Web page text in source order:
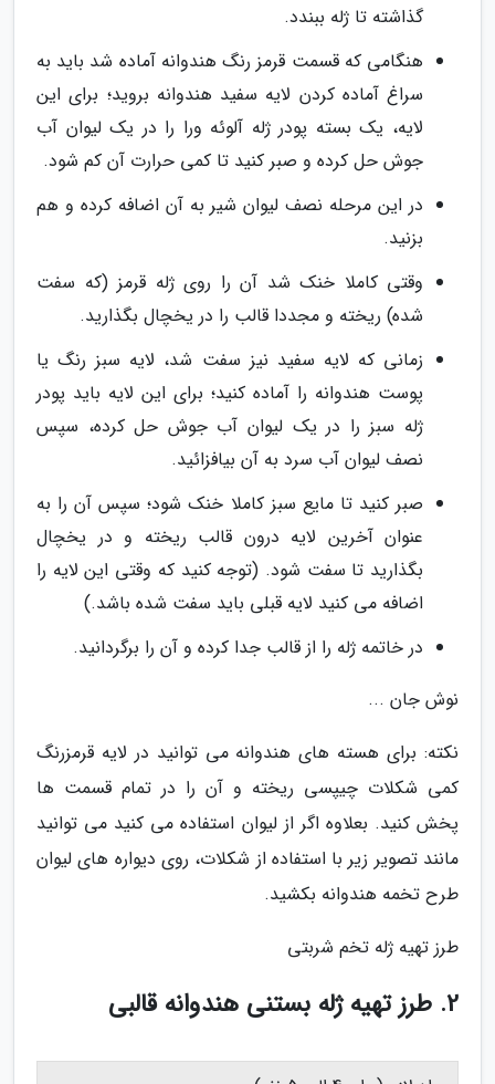
گذاشته تا ژله ببندد.
هنگامی که قسمت قرمز رنگ هندوانه آماده شد باید به
سراغ آماده کردن لایه سفید هندوانه بروید؛ برای این
لایه، یک بسته پودر ژله آلوئه ورا را در یک لیوان آب
جوش حل کرده و صبر کنید تا کمی حرارت آن کم شود.
در این مرحله نصف لیوان شیر به آن اضافه کرده و هم
بزنید.
وقتی کاملا خنک شد آن را روی ژله قرمز (که سفت
شده) ریخته و مجددا قالب را در یخچال بگذارید.
زمانی که لایه سفید نیز سفت شد، لایه سبز رنگ یا
پوست هندوانه را آماده کنید؛ برای این لایه باید پودر
ژله سبز را در یک لیوان آب جوش حل کرده، سپس
نصف لیوان آب سرد به آن بیافزائید.
صبر کنید تا مایع سبز کاملا خنک شود؛ سپس آن را به
عنوان آخرین لایه درون قالب ریخته و در یخچال
بگذارید تا سفت شود. (توجه کنید که وقتی این لایه را
اضافه می کنید لایه قبلی باید سفت شده باشد.)
در خاتمه ژله را از قالب جدا کرده و آن را برگردانید.
نوش جان ...
نکته: برای هسته های هندوانه می توانید در لایه قرمزرنگ
کمی شکلات چیپسی ریخته و آن را در تمام قسمت ها
پخش کنید. بعلاوه اگر از لیوان استفاده می کنید می توانید
مانند تصویر زیر با استفاده از شکلات، روی دیواره های لیوان
طرح تخمه هندوانه بکشید.
طرز تهیه ژله تخم شربتی
2. طرز تهیه ژله بستنی هندوانه قالبی